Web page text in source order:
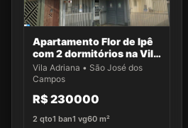
Apartamento Flor de Ipê
com 2 dormitórios na Vila
Adriana
Vila Adriana • São José dos
Campos
R$ 230000
2 qto1 ban1 vg60 m²